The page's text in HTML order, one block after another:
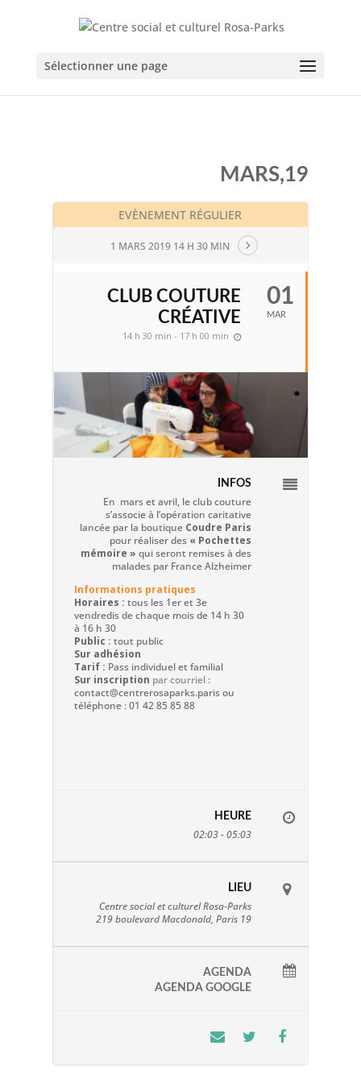
Sélectionner une page
MARS,19
EVÈNEMENT RÉGULIER
1 MARS 2019 14 H 30 MIN
01
MAR
CLUB COUTURE
CRÉATIVE
14 h 30 min - 17 h 00 min
INFOS
En mars et avril, le club couture
s’associe à l’opération caritative
lancée par la boutique Coudre Paris
pour réaliser des « Pochettes
mémoire »qui seront remises à des
malades par France Alzheimer
Informations pratiques
Horaires : tous les 1er et 3e
vendredis de chaque mois de 14 h 30
à 16 h 30
Public : tout public
Sur adhésion
Tarif : Pass individuel et familial
Sur inscription par courriel :
contact@centrerosaparks.paris ou
téléphone : 01 42 85 85 88
HEURE
02:03 - 05:03
LIEU
Centre social et culturel Rosa-Parks
219 boulevard Macdonald, Paris 19
AGENDA
AGENDA GOOGLE